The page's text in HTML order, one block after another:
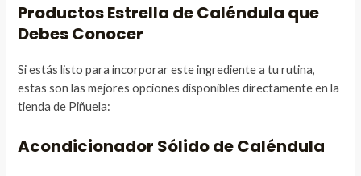
Productos Estrella de Caléndula que
Debes Conocer
Si estás listo para incorporar este ingrediente a tu rutina,
estas son las mejores opciones disponibles directamente en la
tienda de Piñuela:
Acondicionador Sólido de Caléndula